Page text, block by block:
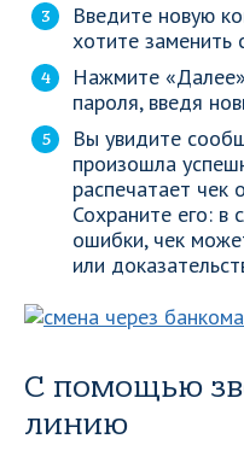
Введите новую
хотите
Нажмите
пароля, введя
Вы увидите
произошла
распечатает чек
Сохраните его: в
ошибки, чек
или
С помощью
линию